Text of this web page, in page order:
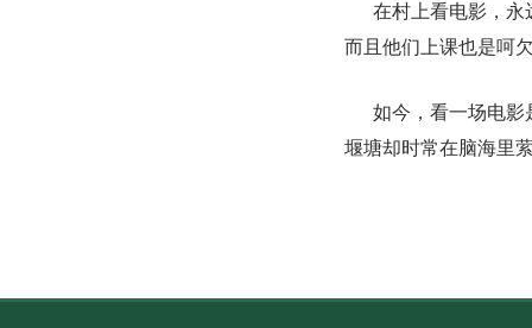
在村上看电影，永
而且他们上课也是呵
如今，看一场电影
堰塘却时常在脑海里